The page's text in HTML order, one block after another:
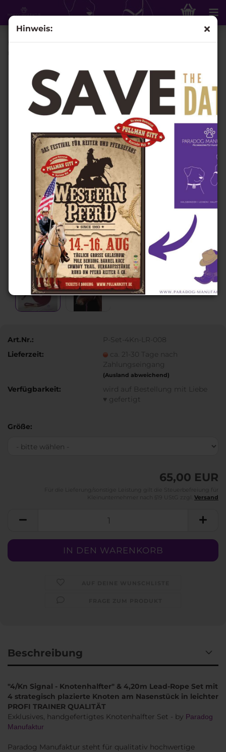
Hinweis:
Knotenhalfter Set - "4/Kn Signal - Knotenhalfter" und 4,20
Art.Nr.:
P-Set-4Kn-LR-008
Lieferzeit:
ca. 21-30 Tage nach
Zahlungseingang
(Ausland abweichend)
Verfügbarkeit:
wird auf Bestellung mit Liebe
♥ gefertigt
Größe:
65,00 EUR
Versand
Beschreibung
"4/Kn Signal - Knotenhalfter" & 4,20m Lead-Rope Set mit
4 strategisch plazierte Knoten am Nasenstück in leichter
PROFI TRAINER QUALITÄT
Exklusives, handgefertigtes Knotenhalfter Set - by Paradog
Manufaktur
Paradog Manufaktur steht für qualitativ hochwertige